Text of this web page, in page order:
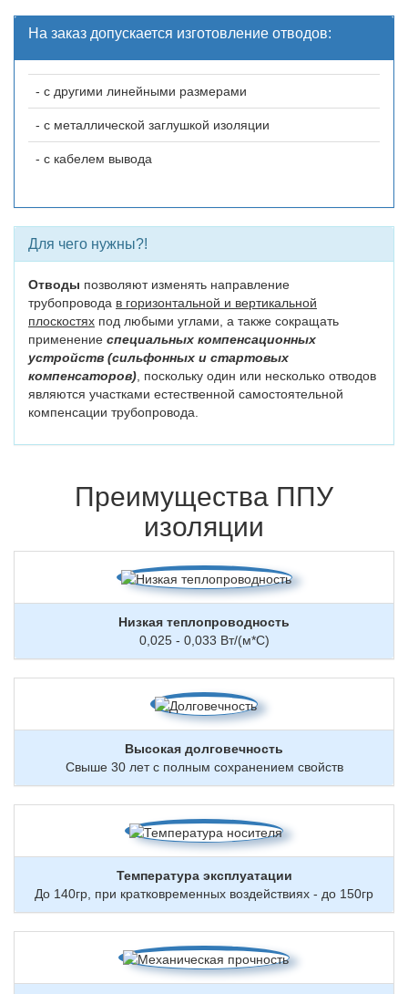
На заказ допускается изготовление отводов:
- с другими линейными размерами
- с металлической заглушкой изоляции
- с кабелем вывода
Для чего нужны?!
Отводы позволяют изменять направление
трубопровода в горизонтальной и вертикальной
плоскостях под любыми углами, а также сокращать
применение специальных компенсационных
устройств (сильфонных и стартовых
компенсаторов), поскольку один или несколько отводов
являются участками естественной самостоятельной
компенсации трубопровода.
Преимущества ППУ
изоляции
Низкая теплопроводность
0,025 - 0,033 Вт/(м*С)
Высокая долговечность
Свыше 30 лет с полным сохранением свойств
Температура эксплуатации
До 140гр, при кратковременных воздействиях - до 150гр